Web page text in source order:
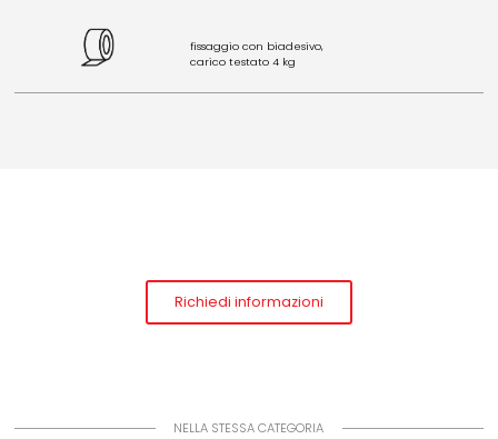
fissaggio con biadesivo,
carico testato 4 kg
Richiedi informazioni
NELLA STESSA CATEGORIA